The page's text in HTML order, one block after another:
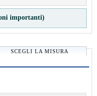
importanti)
SCEGLI LA MISURA